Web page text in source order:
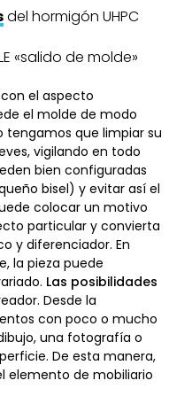
del hormigón UHPC
«salido de molde»
el aspecto
el molde de modo
tengamos que limpiar su
vigilando en todo
bien configuradas
bisel) y evitar así el
colocar un motivo
particular y convierta
y diferenciador. En
la pieza puede
Las posibilidades
Desde la
con poco o mucho
una fotografía o
De esta manera,
elemento de mobiliario